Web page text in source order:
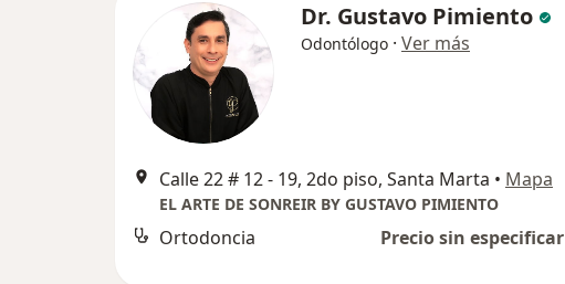
Dr. Gustavo Pimiento
Odontólogo · Ver más
Calle 22 # 12 - 19, 2do piso, Santa Marta • Mapa
EL ARTE DE SONREIR BY GUSTAVO PIMIENTO
Ortodoncia Precio sin especificar